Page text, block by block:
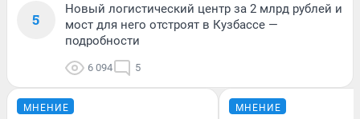
5
Новый логистический центр за 2 млрд рублей и
мост для него отстроят в Кузбассе —
подробности
6 094 5
МНЕНИЕ МНЕНИЕ